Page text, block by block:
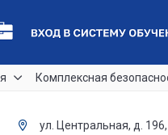
Комплексная
ул. Центральная, д.